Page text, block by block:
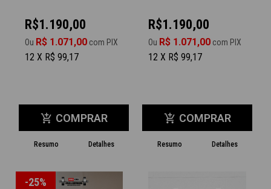
R$1.190,00
Ou R$ 1.071,00 com PIX
12 X R$ 99,17
add_shopping_cart COMPRAR
Resumo Detalhes
R$1.190,00
Ou R$ 1.071,00 com PIX
12 X R$ 99,17
add_shopping_cart COMPRAR
Resumo Detalhes
-25%